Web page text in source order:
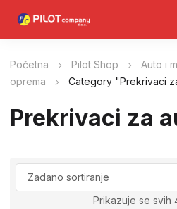
Početna Pilot Shop Auto i
oprema
Category "Prekrivaci
Prekrivaci za
Prikazuje se svih